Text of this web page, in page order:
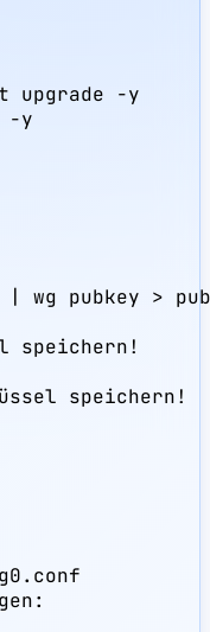
upgrade -y
-y
wg pubkey >
speichern!
speichern!